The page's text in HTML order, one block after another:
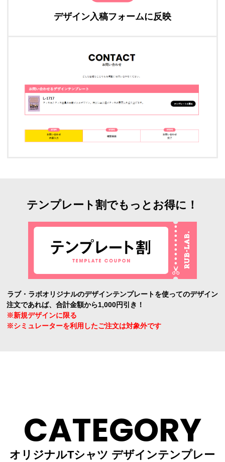
デザイン入稿フォームに反映
テンプレート割でもっとお得に！
ラブ・ラボオリジナルのデザインテンプレートを使ってのデザイン
注文であれば、合計金額から1,000円引き！
※新規デザインに限る
※シミュレーターを利用したご注文は対象外です
CATEGORY
オリジナルTシャツ デザインテンプレー